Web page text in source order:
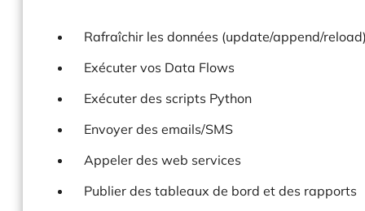
Rafraîchir les données (update/append/
Exécuter vos Data Flows
Exécuter des scripts Python
Envoyer des emails/SMS
Appeler des web services
Publier des tableaux de bord et des rapports